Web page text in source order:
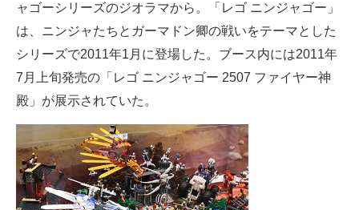
ャゴーシリーズのジオラマから。「レゴ ニンジャゴー」
は、ニンジャたちとガーマドン卿の戦いをテーマとした
シリーズで2011年1月に登場した。ブース内には2011年
7月上旬発売の「レゴ ニンジャゴー 2507 ファイヤー神
殿」が展示されていた。